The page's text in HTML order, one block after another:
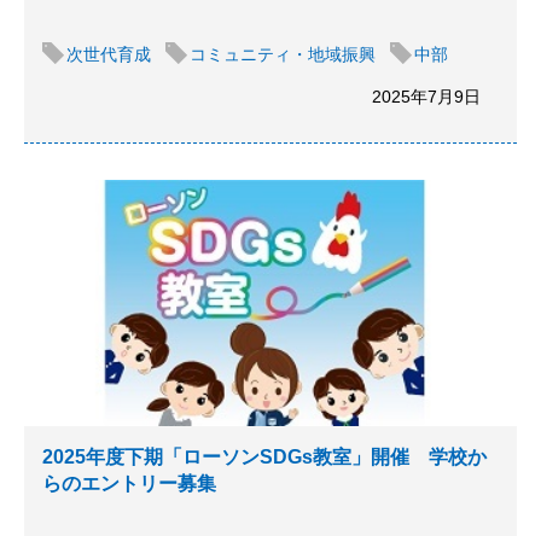
次世代育成 コミュニティ・地域振興 中部
2025年7月9日
2025年度下期「ローソンSDGs教室」開催 学校か
らのエントリー募集